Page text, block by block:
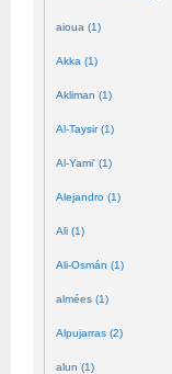
aioua (1)
Akka (1)
Akliman (1)
Al-Taysir (1)
Al-Yami' (1)
Alejandro (1)
Ali (1)
Ali-Osmán (1)
almées (1)
Alpujarras (2)
alun (1)